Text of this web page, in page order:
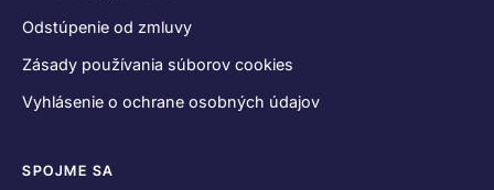
Odstúpenie od zmluvy
Zásady používania súborov cookies
Vyhlásenie o ochrane osobných údajov
SPOJME SA